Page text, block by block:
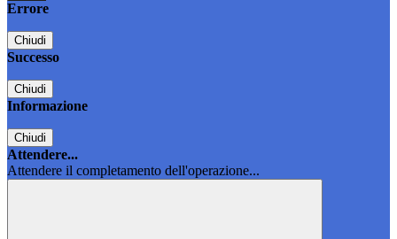
Errore
Chiudi
Successo
Chiudi
Informazione
Chiudi
Attendere...
Attendere il completamento dell'operazione...